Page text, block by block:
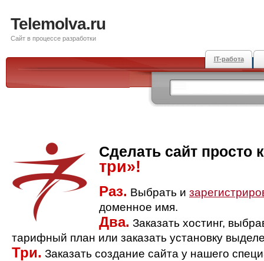
Telemolva.ru
Сайт в процессе разработки
IT-работа
Сделать сайт просто
три»!
Раз. Выбрать и
доменное имя.
Два. Заказать хостинг,
тарифный план или заказать установку
Три. Заказать создание сайта у нашего